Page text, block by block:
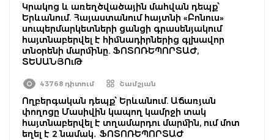
Կրակոց և առեղծվածային մահվան դեպք՝
Երևանում. Հայաստանում հայտնի «Բոնուս»
սուպերմարկետների ցանցի գրասենյակում
հայտնաբերվել է հիմնադիրներից գլխավոր
տնօրենի մարմինը. ՖՈՏՈՌԵՊՈՐՏԱԺ,
ՏԵՍԱՆՅՈւԹ
43768 դիտում Շամշյան
Ողբերգական դեպք՝ Երևանում. Աճառյան
փողոցը Մասիվին կապող կամրջի տակ
հայտնաբերվել է տղամարդու մարմին, ում մոտ
եղել է 2 նամակ․ ՖՈՏՈՌԵՊՈՐՏԱԺ